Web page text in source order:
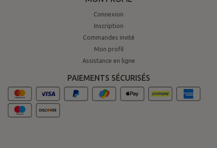
Connexion
Inscription
Commandes invité
Mon profil
Assistance en ligne
PAIEMENTS SÉCURISÉS